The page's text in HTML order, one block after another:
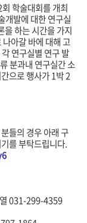
학술대회를 개최
개발에 대한 연구실
을 하는 시간을 가지
아갈 바에 대해 고
연구실별 연구 발
분과내 연구실간 소
으로 행사가 1박 2
들의 경우 아래 구
를 부탁드립니다.
열 031-299-4359